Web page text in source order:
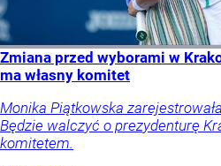
Zmiana przed wyborami w
ma własny komitet
Monika Piątkowska
Będzie walczyć o prezydenturę
komitetem.